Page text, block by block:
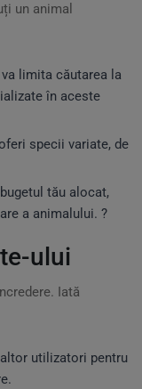
un animal
limita căutarea la
în aceste
specii variate, de
tău alocat,
a animalului. ?
ului
Iată
utilizatori pentru